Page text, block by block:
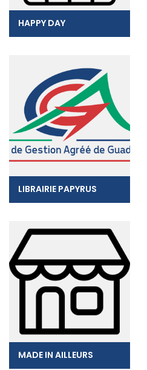
HAPPY DAY
LIBRAIRIE PAPYRUS
MADE IN AILLEURS